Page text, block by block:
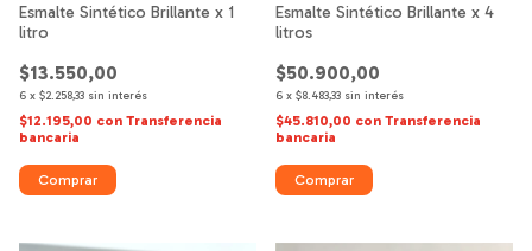
Esmalte Sintético Brillante x 1
litro
$13.550,00
6 x $2.258,33 sin interés
$12.195,00 con Transferencia
bancaria
Comprar
Esmalte Sintético Brillante x 4
litros
$50.900,00
6 x $8.483,33 sin interés
$45.810,00 con Transferencia
bancaria
Comprar